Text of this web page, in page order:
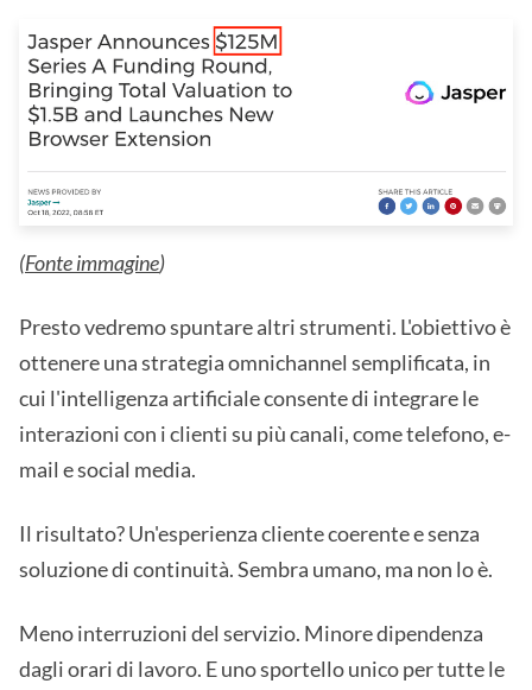
(Fonte immagine)
Presto vedremo spuntare altri strumenti. L'obiettivo è
ottenere una strategia omnichannel semplificata, in
cui l'intelligenza artificiale consente di integrare le
interazioni con i clienti su più canali, come telefono, e-
mail e social media.
Il risultato? Un'esperienza cliente coerente e senza
soluzione di continuità. Sembra umano, ma non lo è.
Meno interruzioni del servizio. Minore dipendenza
dagli orari di lavoro. E uno sportello unico per tutte le